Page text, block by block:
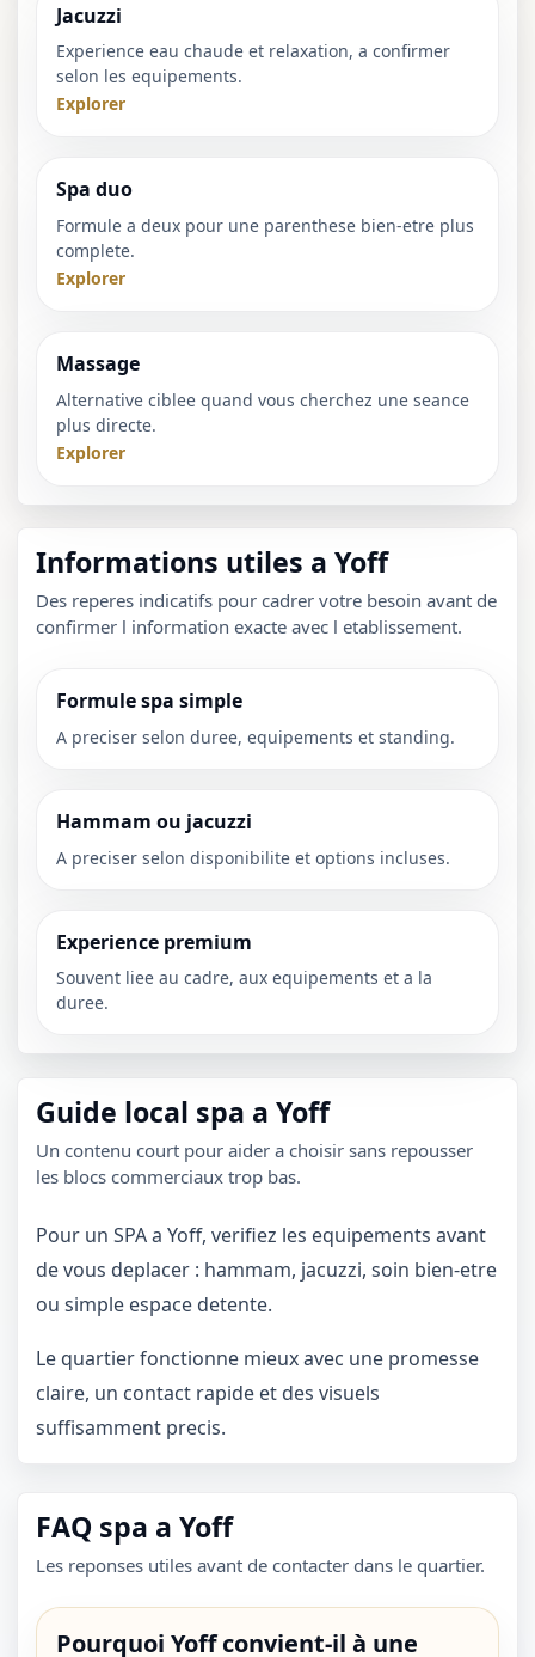
Jacuzzi
Experience eau chaude et relaxation, a confirmer
selon les equipements.
Explorer
Spa duo
Formule a deux pour une parenthese bien-etre plus
complete.
Explorer
Massage
Alternative ciblee quand vous cherchez une seance
plus directe.
Explorer
Informations utiles a Yoff
Des reperes indicatifs pour cadrer votre besoin avant de
confirmer l information exacte avec l etablissement.
Formule spa simple
A preciser selon duree, equipements et standing.
Hammam ou jacuzzi
A preciser selon disponibilite et options incluses.
Experience premium
Souvent liee au cadre, aux equipements et a la
duree.
Guide local spa a Yoff
Un contenu court pour aider a choisir sans repousser
les blocs commerciaux trop bas.
Pour un SPA a Yoff, verifiez les equipements avant
de vous deplacer : hammam, jacuzzi, soin bien-etre
ou simple espace detente.
Le quartier fonctionne mieux avec une promesse
claire, un contact rapide et des visuels
suffisamment precis.
FAQ spa a Yoff
Les reponses utiles avant de contacter dans le quartier.
Pourquoi Yoff convient-il à une